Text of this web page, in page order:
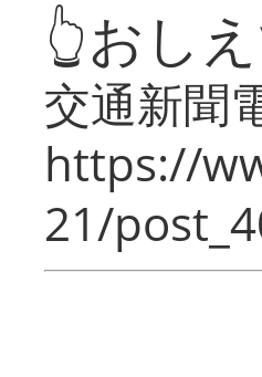
👆おし
交通新聞
https://
21/